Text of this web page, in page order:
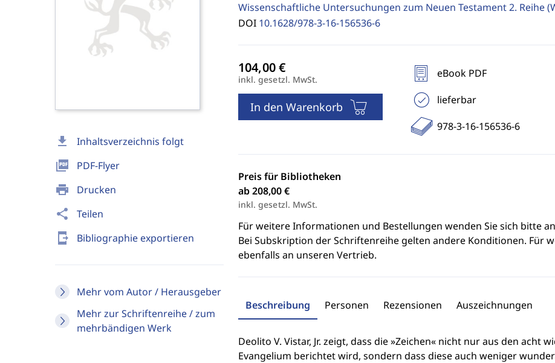
download Inhaltsverzeichnis folgt
picture_as_pdf PDF-Flyer
print Drucken
share Teilen
send_to_mobile Bibliographie exportieren
Mehr vom Autor / Herausgeber
Mehr zur Schriftenreihe / zum
mehrbändigen Werk
Wissenschaftliche Untersuchungen zum Neuen Testament 2. Reihe
DOI 10.1628/978-3-16-156536-6
inkl. gesetzl. MwSt.
In den Warenkorb
eBook PDF
lieferbar
978-3-16-156536-6
Preis für Bibliotheken
ab 208,00 €
inkl. gesetzl. MwSt.
Für weitere Informationen und Bestellungen wenden Sie sich bitte
Bei Subskription der Schriftenreihe gelten andere Konditionen. Für
ebenfalls an unseren Vertrieb.
Beschreibung Personen Rezensionen Auszeichnungen
Deolito V. Vistar, Jr. zeigt, dass die »Zeichen« nicht nur aus den acht
Evangelium berichtet wird, sondern dass diese auch weniger